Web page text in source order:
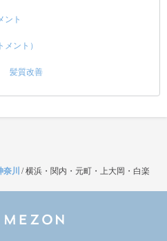
ント
ント）
髪質改善
奈川 /横浜・関内・元町・上大岡・白楽